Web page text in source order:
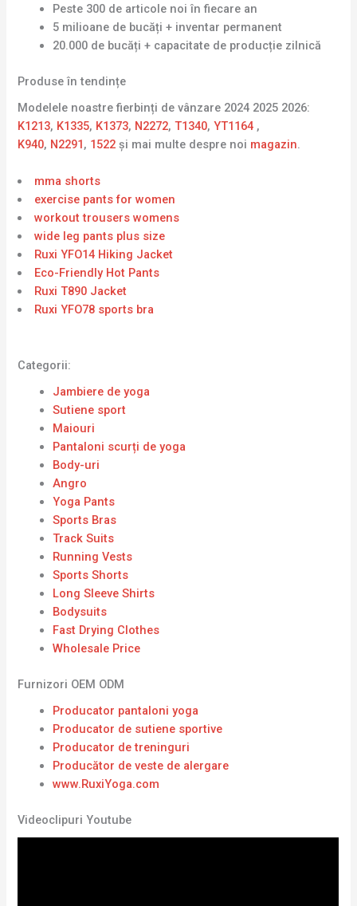
Peste 300 de articole noi în fiecare an
5 milioane de bucăți + inventar permanent
20.000 de bucăți + capacitate de producție zilnică
Produse în tendințe
Modelele noastre fierbinți de vânzare 2024 2025 2026:
K1213, K1335, K1373, N2272,T1340,YT1164 ,
K940, N2291, 1522și mai multe despre noi magazin.
mma shorts
exercise pants for women
workout trousers womens
wide leg pants plus size
Ruxi YFO14 Hiking Jacket
Eco-Friendly Hot Pants
Ruxi T890 Jacket
Ruxi YFO78 sports bra
Categorii:
Jambiere de yoga
Sutiene sport
Maiouri
Pantaloni scurți de yoga
Body-uri
Angro
Yoga Pants
Sports Bras
Track Suits
Running Vests
Sports Shorts
Long Sleeve Shirts
Bodysuits
Fast Drying Clothes
Wholesale Price
Furnizori OEM ODM
Producator pantaloni yoga
Producator de sutiene sportive
Producator de treninguri
Producător de veste de alergare
www.RuxiYoga.com
Videoclipuri Youtube